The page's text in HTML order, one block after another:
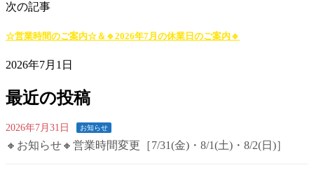
次の記事
☆営業時間のご案内☆＆🔹2026年7月の休業日のご案内🔹
2026年7月1日
最近の投稿
2026年7月31日 お知らせ
🔸お知らせ🔸営業時間変更［7/31(金)・8/1(土)・8/2(日)］